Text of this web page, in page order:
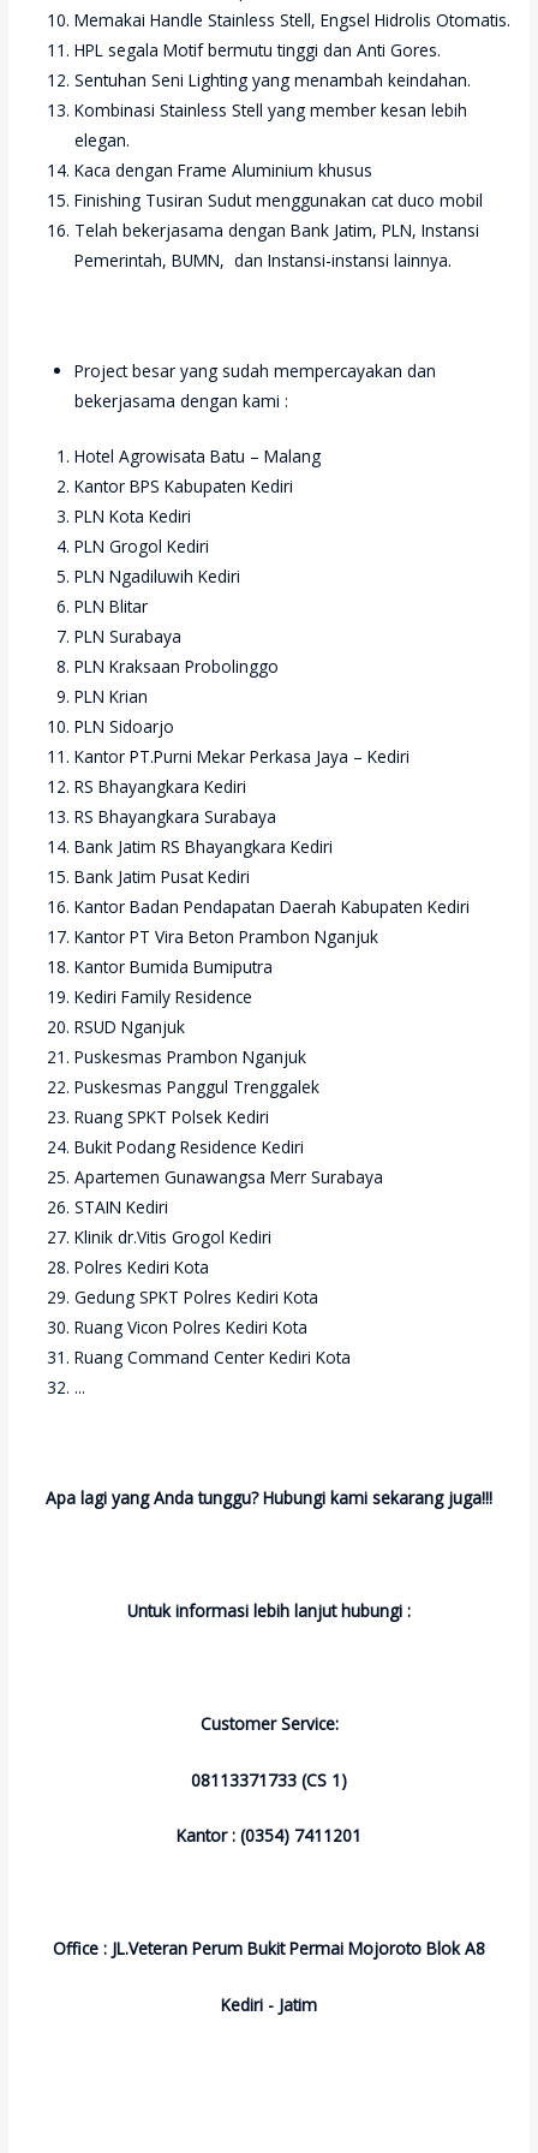
Memakai Handle Stainless Stell, Engsel Hidrolis Otomatis.
HPL segala Motif bermutu tinggi dan Anti Gores.
Sentuhan Seni Lighting yang menambah keindahan.
Kombinasi Stainless Stell yang member kesan lebih
elegan.
Kaca dengan Frame Aluminium khusus
Finishing Tusiran Sudut menggunakan cat duco mobil
Telah bekerjasama dengan Bank Jatim, PLN, Instansi
Pemerintah, BUMN, dan Instansi-instansi lainnya.
Project besar yang sudah mempercayakan dan
bekerjasama dengan kami :
Hotel Agrowisata Batu – Malang
Kantor BPS Kabupaten Kediri
PLN Kota Kediri
PLN Grogol Kediri
PLN Ngadiluwih Kediri
PLN Blitar
PLN Surabaya
PLN Kraksaan Probolinggo
PLN Krian
PLN Sidoarjo
Kantor PT.Purni Mekar Perkasa Jaya – Kediri
RS Bhayangkara Kediri
RS Bhayangkara Surabaya
Bank Jatim RS Bhayangkara Kediri
Bank Jatim Pusat Kediri
Kantor Badan Pendapatan Daerah Kabupaten Kediri
Kantor PT Vira Beton Prambon Nganjuk
Kantor Bumida Bumiputra
Kediri Family Residence
RSUD Nganjuk
Puskesmas Prambon Nganjuk
Puskesmas Panggul Trenggalek
Ruang SPKT Polsek Kediri
Bukit Podang Residence Kediri
Apartemen Gunawangsa Merr Surabaya
STAIN Kediri
Klinik dr.Vitis Grogol Kediri
Polres Kediri Kota
Gedung SPKT Polres Kediri Kota
Ruang Vicon Polres Kediri Kota
Ruang Command Center Kediri Kota
...
Apa lagi yang Anda tunggu? Hubungi kami sekarang juga!!!
Untuk informasi lebih lanjut hubungi :
Customer Service:
08113371733 (CS 1)
Kantor : (0354) 7411201
Office : JL.Veteran Perum Bukit Permai Mojoroto Blok A8
Kediri - Jatim